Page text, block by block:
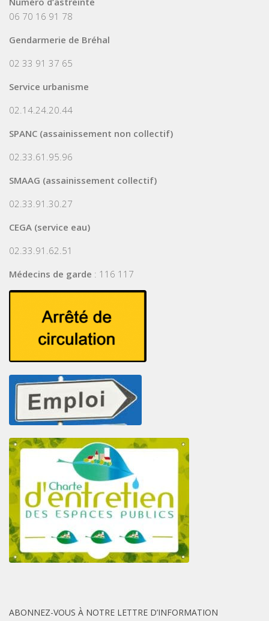
06 70 16 91 78
Gendarmerie de Bréhal
02 33 91 37 65
Service urbanisme
02.14.24.20.44
SPANC (assainissement non collectif)
02.33.61.95.96
SMAAG (assainissement collectif)
02.33.91.30.27
CEGA (service eau)
02.33.91.62.51
Médecins de garde : 116 117
ABONNEZ-VOUS À NOTRE LETTRE D’INFORMATION